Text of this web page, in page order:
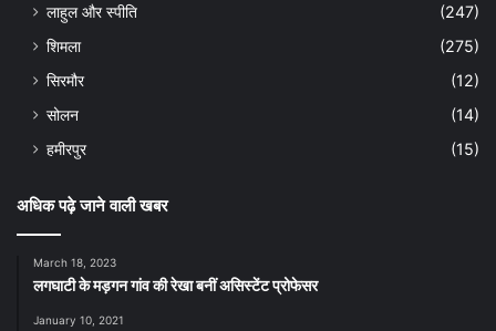
लाहुल और स्पीति
(247)
शिमला
(275)
सिरमौर
(12)
सोलन
(14)
हमीरपुर
(15)
अधिक पढ़े जाने वाली खबर
March 18, 2023
लगघाटी के मड़गन गांव की रेखा बनीं असिस्टेंट प्रोफेसर
January 10, 2021